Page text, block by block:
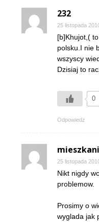
232
25 listopada
[b]Khujot,(
polsku.I nie
wszyscy
Dzisiaj to
0
Odpowiedz
25 listopada
Nikt nigdy
problemow.
Prosimy o
wyglada jak